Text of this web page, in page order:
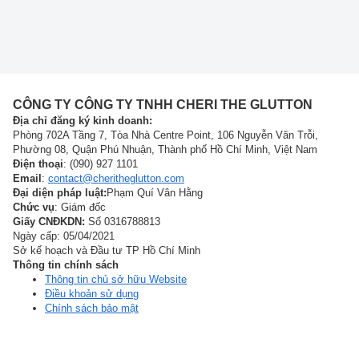
CÔNG TY CÔNG TY TNHH CHERI THE GLUTTON
Địa chỉ đăng ký kinh doanh:
Phòng 702A Tầng 7, Tòa Nhà Centre Point, 106 Nguyễn Văn Trỗi,
Phường 08, Quận Phú Nhuận, Thành phố Hồ Chí Minh, Việt Nam
Điện thoại: (090) 927 1101
Email: contact@cheritheglutton.com
Đại diện pháp luật:Phạm Quí Vân Hằng
Chức vụ: Giám đốc
Giấy CNĐKDN: Số 0316788813
Ngày cấp: 05/04/2021
Sở kế hoạch và Đầu tư TP Hồ Chí Minh
Thông tin chính sách
Thông tin chủ sở hữu Website
Điều khoản sử dụng
Chính sách bảo mật